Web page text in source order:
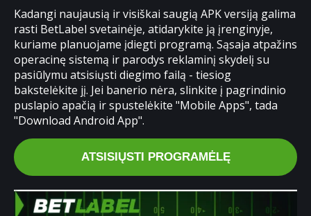
Kadangi naujausią ir visiškai saugią APK versiją galima
rasti BetLabel svetainėje, atidarykite ją įrenginyje,
kuriame planuojame įdiegti programą. Sąsaja atpažins
operacinę sistemą ir parodys reklaminį skydelį su
pasiūlymu atsisiųsti diegimo failą - tiesiog
bakstelėkite jį. Jei banerio nėra, slinkite į pagrindinio
puslapio apačią ir spustelėkite "Mobile Apps", tada
"Download Android App".
ATSISIŲSTI PROGRAMĖLĘ